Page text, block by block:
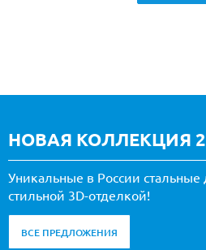
НОВАЯ КОЛЛЕКЦИЯ
Уникальные в России
стильной 3D-отделкой!
ВСЕ ПРЕДЛОЖЕНИЯ